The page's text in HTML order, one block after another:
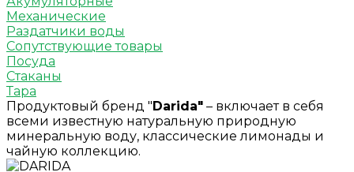
Механические
Раздатчики воды
Сопутствующие товары
Посуда
Стаканы
Тара
Продуктовый бренд "Darida" – включает в себя
всеми известную натуральную природную
минеральную воду, классические лимонады и
чайную коллекцию.